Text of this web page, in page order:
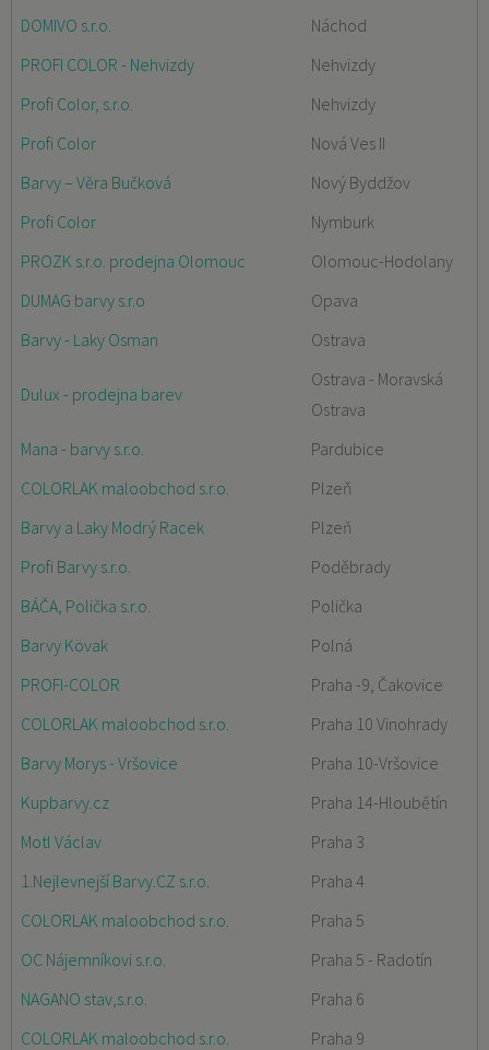
DOMIVO s.r.o.
Náchod
PROFI COLOR - Nehvizdy
Nehvizdy
Profi Color, s.r.o.
Nehvizdy
Profi Color
Nová Ves II
Barvy – Věra Bučková
Nový Byddžov
Profi Color
Nymburk
PROZK s.r.o. prodejna Olomouc
Olomouc-Hodolany
DUMAG barvy s.r.o
Opava
Barvy - Laky Osman
Ostrava
Dulux - prodejna barev
Ostrava - Moravská
Ostrava
Mana - barvy s.r.o.
Pardubice
COLORLAK maloobchod s.r.o.
Plzeň
Barvy a Laky Modrý Racek
Plzeň
Profi Barvy s.r.o.
Poděbrady
BÁČA, Polička s.r.o.
Polička
Barvy Kövak
Polná
PROFI-COLOR
Praha -9, Čakovice
COLORLAK maloobchod s.r.o.
Praha 10 Vinohrady
Barvy Morys - Vršovice
Praha 10-Vršovice
Kupbarvy.cz
Praha 14-Hloubětín
Motl Václav
Praha 3
1.Nejlevnejší Barvy.CZ s.r.o.
Praha 4
COLORLAK maloobchod s.r.o.
Praha 5
OC Nájemníkovi s.r.o.
Praha 5 - Radotín
NAGANO stav,s.r.o.
Praha 6
COLORLAK maloobchod s.r.o.
Praha 9